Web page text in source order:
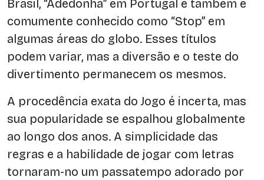
Brasil, “Adedonha” em Portugal e também é
comumente conhecido como “Stop” em
algumas áreas do globo. Esses títulos
podem variar, mas a diversão e o teste do
divertimento permanecem os mesmos.
A procedência exata do Jogo é incerta, mas
sua popularidade se espalhou globalmente
ao longo dos anos. A simplicidade das
regras e a habilidade de jogar com letras
tornaram-no um passatempo adorado por